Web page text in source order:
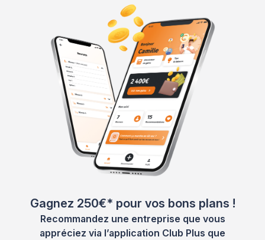
Gagnez 250€* pour vos bons plans !
Recommandez une entreprise que vous
appréciez via l’application Club Plus que